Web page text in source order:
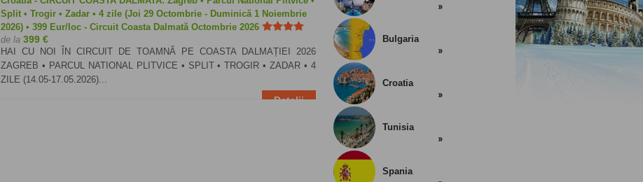
Split • Trogir • Zadar • 4 zile (Joi 29 Octombrie - Duminică 1 Noiembrie
2026) • 399 Eur/loc - Circuit Coasta Dalmată Octombrie 2026
de la 399 €
HAI CU NOI ÎN CIRCUIT DE TOAMNĂ PE COASTA DALMAȚIEI 2026
ZAGREB • PARCUL NATIONAL PLITVICE • SPLIT • TROGIR • ZADAR • 4
ZILE (14.05-17.05.2026)...
Detalii
Bulgaria
Croatia
Tunisia
Spania